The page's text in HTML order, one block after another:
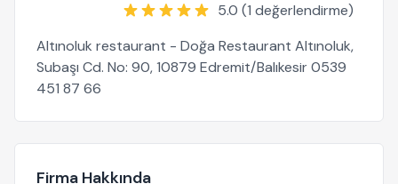
5.0 (1 değerlendirme)
Altınoluk restaurant - Doğa Restaurant Altınoluk,
Subaşı Cd. No: 90, 10879 Edremit/Balıkesir 0539
451 87 66
Firma Hakkında